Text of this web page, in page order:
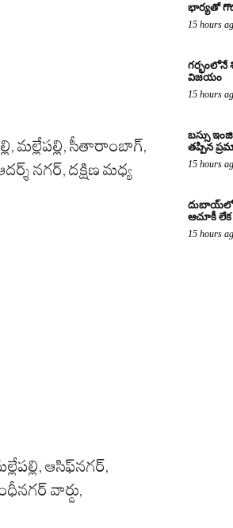
మల్లేపల్లి, సీతారాంబాగ్,
నగర్, దక్షిణ మధ్య
ఆసిఫ్‌నగర్,
వార్డు,
భార్యతో
15 hours
గర్భంలోనే
విజయం
15 hours
బస్సు
తప్పిన
15 hours
దుబాయ్‌లో
ఆచూకీ
15 hours